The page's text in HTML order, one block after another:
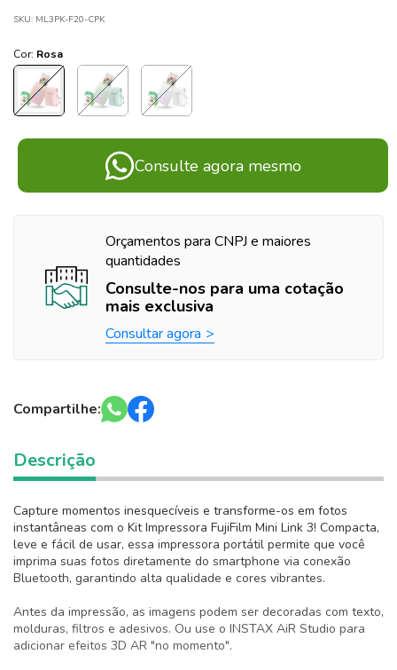
SKU: ML3PK-F20-CPK
Cor: Rosa
Consulte agora mesmo
Orçamentos para CNPJ e maiores
quantidades
Consulte-nos para uma cotação
mais exclusiva
Consultar agora
Compartilhe:
Descrição
Capture momentos inesquecíveis e transforme-os em fotos
instantâneas com o Kit Impressora FujiFilm Mini Link 3! Compacta,
leve e fácil de usar, essa impressora portátil permite que você
imprima suas fotos diretamente do smartphone via conexão
Bluetooth, garantindo alta qualidade e cores vibrantes.
Antes da impressão, as imagens podem ser decoradas com texto,
molduras, filtros e adesivos. Ou use o INSTAX AiR Studio para
adicionar efeitos 3D AR "no momento".